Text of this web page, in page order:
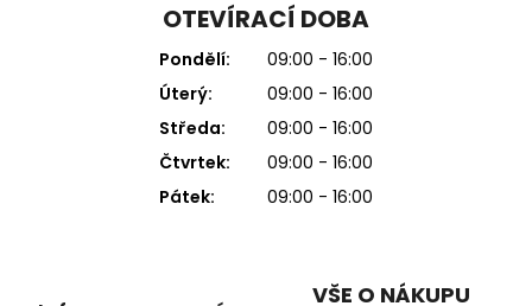
OTEVÍRACÍ DOBA
Pondělí:
09:00 - 16:00
Úterý:
09:00 - 16:00
Středa:
09:00 - 16:00
Čtvrtek:
09:00 - 16:00
Pátek:
09:00 - 16:00
VŠE O NÁKUPU